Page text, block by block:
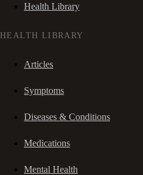
Health Library
HEALTH LIBRARY
Articles
Symptoms
Diseases & Conditions
Medications
Mental Health